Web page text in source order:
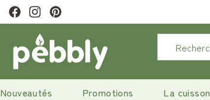
pour profiter de 10% de remise.
Nouveautés Promotions La cuisson